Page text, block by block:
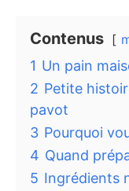
Contenus
1 Un pain
2 Petite
pavot
3 Pourquoi
4 Quand
5 Ingrédients